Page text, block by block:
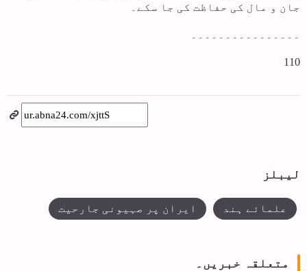
جان و مال کی حفاظت کی جا سکے۔
110
لیبلز
علمائے ہند ایران پر صہیونی جارحیت
متعلقہ خبریں۔